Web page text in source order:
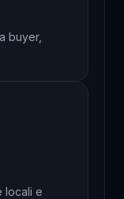
buyer,
locali e